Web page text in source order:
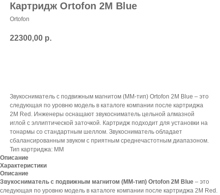
Картридж Ortofon 2M Blue
Ortofon
22300,00 р.
Звукосниматель с подвижным магнитом (MM-тип) Ortofon 2M Blue – это
следующая по уровню модель в каталоге компании после картриджа
2M Red. Инженеры оснащают звукосниматель цельной алмазной
иглой с эллиптической заточкой. Картридж подходит для установки на
тонармы со стандартным шеллом. Звукосниматель обладает
сбалансированным звуком с приятным среднечастотным диапазоном.
Тип картриджа: ММ
Описание
Характеристики
Описание
Звукосниматель с подвижным магнитом (MM-тип) Ortofon 2M Blue – это
следующая по уровню модель в каталоге компании после картриджа 2M Red.